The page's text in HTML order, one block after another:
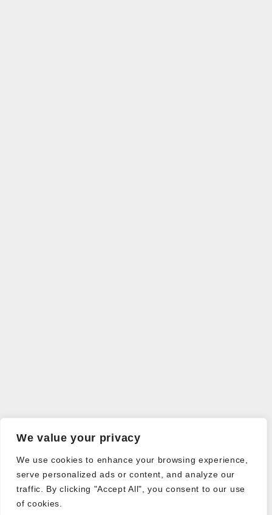
We value your privacy
We use cookies to enhance your browsing experience,
serve personalized ads or content, and analyze our
traffic. By clicking "Accept All", you consent to our use
of cookies.